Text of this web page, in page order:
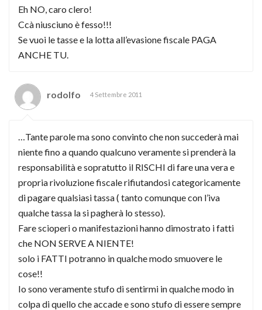
Eh NO, caro clero!
Ccà niusciuno è fesso!!!
Se vuoi le tasse e la lotta all’evasione fiscale PAGA
ANCHE TU.
rodolfo 4 Settembre 2011
…Tante parole ma sono convinto che non succederà mai
niente fino a quando qualcuno veramente si prenderà la
responsabilità e sopratutto il RISCHI di fare una vera e
propria rivoluzione fiscale rifiutandosi categoricamente
di pagare qualsiasi tassa ( tanto comunque con l’iva
qualche tassa la si pagherà lo stesso).
Fare scioperi o manifestazioni hanno dimostrato i fatti
che NON SERVE A NIENTE!
solo i FATTI potranno in qualche modo smuovere le
cose!!
Io sono veramente stufo di sentirmi in qualche modo in
colpa di quello che accade e sono stufo di essere sempre